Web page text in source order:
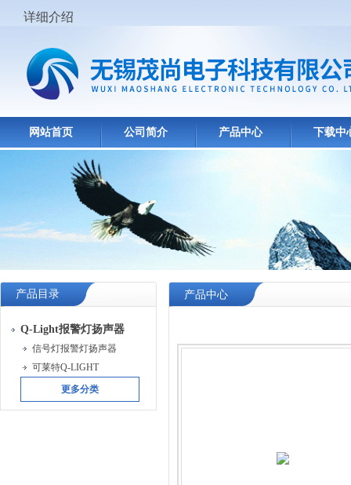
网站首页 公司简介 产品中心 下载中
产品目录
Q-Light报警灯扬声器
信号灯报警灯扬声器
可莱特Q-LIGHT
更多分类
产品中心
详细介绍